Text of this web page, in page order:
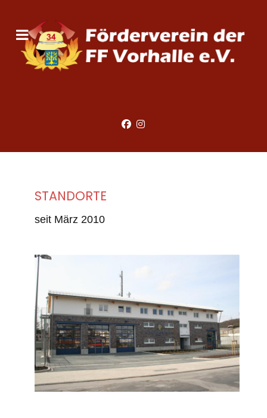
STANDORTE
seit März 2010